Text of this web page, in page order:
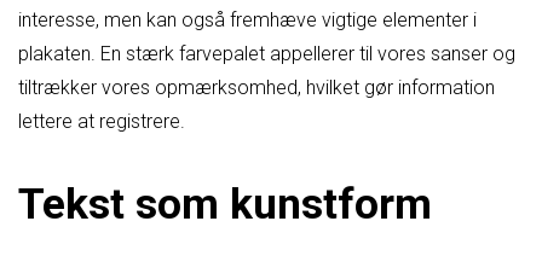
interesse, men kan også fremhæve vigtige elementer i
plakaten. En stærk farvepalet appellerer til vores sanser og
tiltrækker vores opmærksomhed, hvilket gør information
lettere at registrere.
Tekst som kunstform